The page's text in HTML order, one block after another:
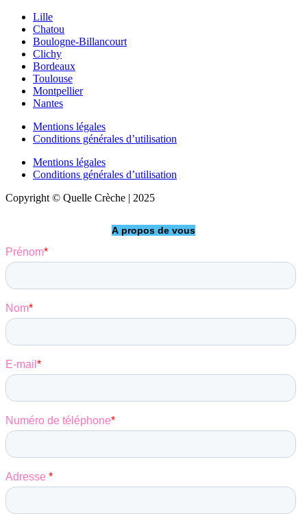
Lille
Chatou
Boulogne-Billancourt
Clichy
Bordeaux
Toulouse
Montpellier
Nantes
Mentions légales
Conditions générales d’utilisation
Mentions légales
Conditions générales d’utilisation
Copyright © Quelle Crèche | 2025